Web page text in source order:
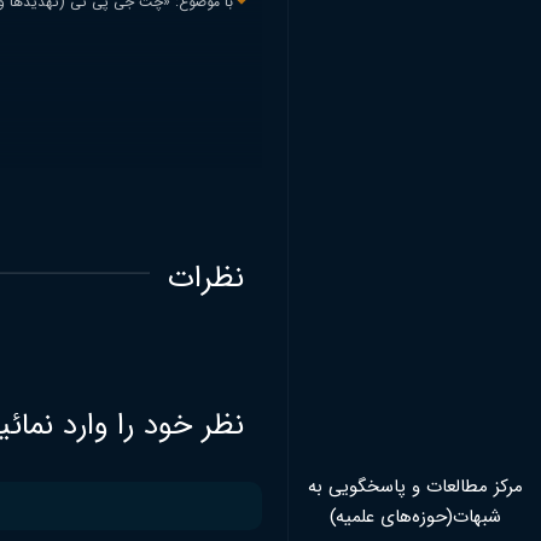
مرکز مطالعات و پاسخگویی به
شبهات(حوزه‌های علمیه)
نظرات
نظر خود را وارد